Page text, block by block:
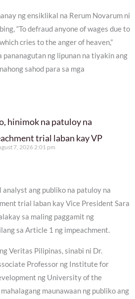
ng ensiklikal na Rerum Novarum ni
“To defraud anyone of wages due to
cries to the anger of heaven,”
pananagutan ng lipunan na tiyakin ang
sahod para sa mga
hinimok na patuloy na
trial laban kay VP
7, 2026 2:01 pm
ang publiko na patuloy na
trial laban kay Vice President Sara
sa maling paggamit ng
sa Article 1 ng impeachment.
Veritas Pilipinas, sinabi ni Dr.
Professor ng Institute for
ng University of the
maunawaan ng publiko ang